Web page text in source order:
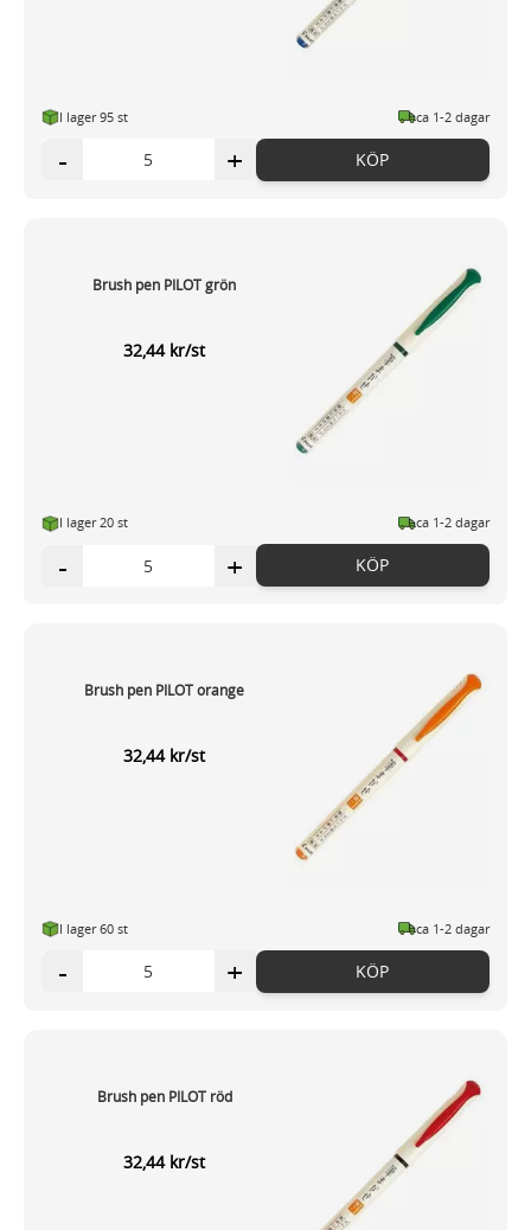
I lager 95 st ca 1-2 dagar
- + KÖP
Brush pen PILOT grön
32,44 kr/st
I lager 20 st ca 1-2 dagar
- + KÖP
Brush pen PILOT orange
32,44 kr/st
I lager 60 st ca 1-2 dagar
- + KÖP
Brush pen PILOT röd
32,44 kr/st